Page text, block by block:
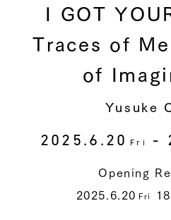
I GOT
Traces of
of
Yusuke
2025.6.20 Fri -
Opening
2025.6.20
Fri